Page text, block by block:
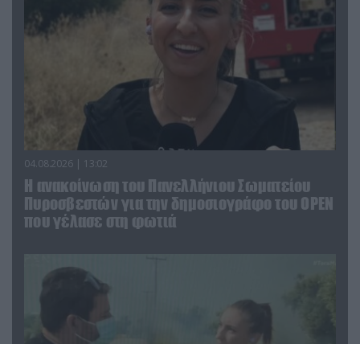
04.08.2026 | 13:02
Η ανακοίνωση του Πανελλήνιου Σωματείου
Πυροσβεστών για την δημοσιογράφο του OPEN
που γέλασε στη φωτιά